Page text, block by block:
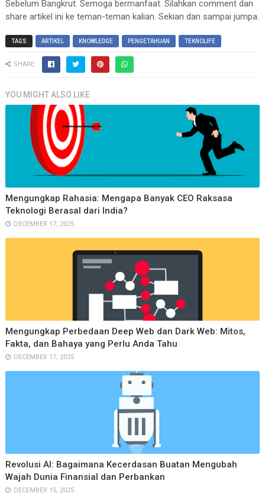
Sebelum Bangkrut. Semoga bermanfaat. Silahkan comment dan
share artikel ini ke teman-teman kalian. Sekian dan sampai jumpa.
TAGS ARTIKEL KNOWLEDGE PENGETAHUAN TEKNOLIFE
SHARE:
YOU MIGHT ALSO LIKE
Mengungkap Rahasia: Mengapa Banyak CEO Raksasa
Teknologi Berasal dari India?
DECEMBER 17, 2025
Mengungkap Perbedaan Deep Web dan Dark Web: Mitos,
Fakta, dan Bahaya yang Perlu Anda Tahu
DECEMBER 17, 2025
Revolusi AI: Bagaimana Kecerdasan Buatan Mengubah
Wajah Dunia Finansial dan Perbankan
DECEMBER 15, 2025